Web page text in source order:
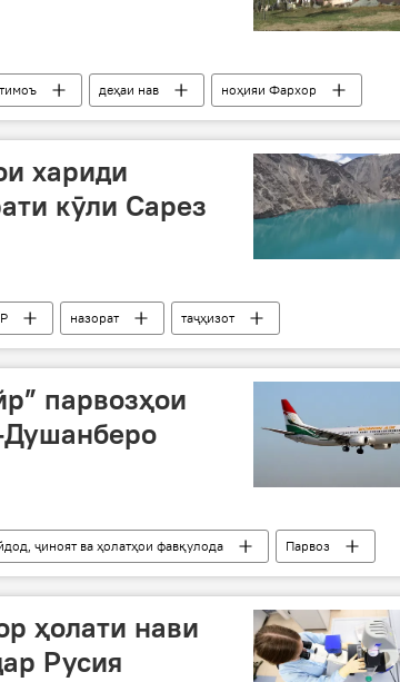
деҳаи нав
ноҳияи Фархор
хариди
кӯли Сарез
назорат
таҷҳизот
парвозҳои
ҷиноят ва ҳолатҳои фавқулода Парвоз
ҳолати нави
Русия